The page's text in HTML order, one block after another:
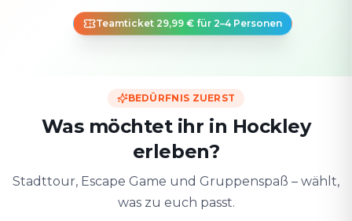
Teamticket 29,99 € für 2–4 Personen
BEDÜRFNIS ZUERST
Was möchtet ihr in Hockley
erleben?
Stadttour, Escape Game und Gruppenspaß – wählt,
was zu euch passt.